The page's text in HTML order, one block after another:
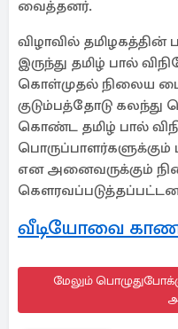
வைத்தனர்.
விழாவில்
இருந்து தமிழ் பால்
கொள்முதல் நிலைய
குடும்பத்தோடு
கொண்ட தமிழ் பால்
பொருப்பாளர்களுக்கும்
என அனைவருக்கும்
வீடியோவை
மேலும்